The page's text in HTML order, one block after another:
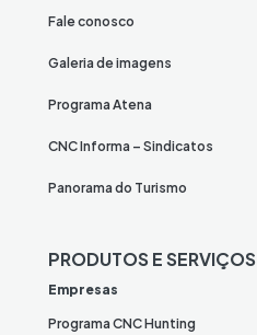
Fale conosco
Galeria de imagens
Programa Atena
CNC Informa – Sindicatos
Panorama do Turismo
PRODUTOS E SERVIÇOS
Empresas
Programa CNC Hunting